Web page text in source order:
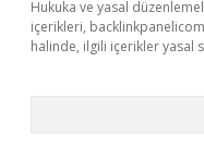
Hukuka ve yasal
içerikleri,
halinde, ilgili içerikler yasal